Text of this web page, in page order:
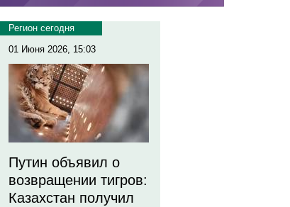
Регион сегодня
01 Июня 2026, 15:03
Путин объявил о
возвращении тигров:
Казахстан получил